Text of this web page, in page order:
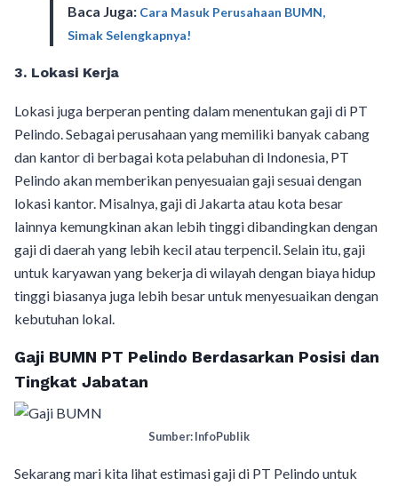
Baca Juga: Cara Masuk Perusahaan BUMN,
Simak Selengkapnya!
3. Lokasi Kerja
Lokasi juga berperan penting dalam menentukan gaji di PT
Pelindo. Sebagai perusahaan yang memiliki banyak cabang
dan kantor di berbagai kota pelabuhan di Indonesia, PT
Pelindo akan memberikan penyesuaian gaji sesuai dengan
lokasi kantor. Misalnya, gaji di Jakarta atau kota besar
lainnya kemungkinan akan lebih tinggi dibandingkan dengan
gaji di daerah yang lebih kecil atau terpencil. Selain itu, gaji
untuk karyawan yang bekerja di wilayah dengan biaya hidup
tinggi biasanya juga lebih besar untuk menyesuaikan dengan
kebutuhan lokal.
Gaji BUMN PT Pelindo Berdasarkan Posisi dan
Tingkat Jabatan
Sumber: InfoPublik
Sekarang mari kita lihat estimasi gaji di PT Pelindo untuk